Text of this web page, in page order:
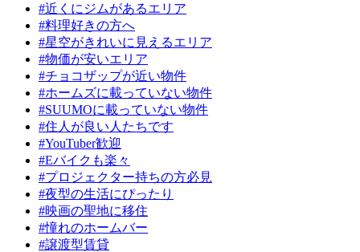
#近くにジムがあるエリア
#料理好きの方へ
#星空がきれいに見えるエリア
#物価が安いエリア
#チョコザップが近い物件
#ホームズに載っていない物件
#SUUMOに載っていない物件
#住人が良い人たちです
#YouTuber歓迎
#Eバイクも楽々
#プロジェクター持ちの方必見
#夜型の生活にぴったり
#映画の聖地に移住
#憧れのホームバー
#譲渡型賃貸